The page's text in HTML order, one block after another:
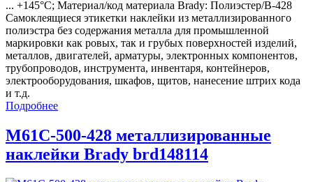
... +145°С; Материал/код материала Brady: Полиэстер/В-428
Самоклеящиеся этикетки наклейки из металлизированного
полиэстра без содержания металла для промышленной
маркировки как ровых, так и грубых поверхностей изделий,
металлов, двигателей, арматуры, электронных компонентов,
трубопроводов, инструмента, инвентаря, контейнеров,
электрооборудования, шкафов, щитов, нанесение штрих кода
и т.д.
Подробнее
M61C-500-428 металлизированные
наклейки Brady brd148114